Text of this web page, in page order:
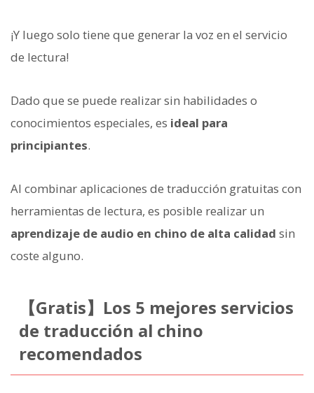
¡Y luego solo tiene que generar la voz en el servicio
de lectura!
Dado que se puede realizar sin habilidades o
conocimientos especiales, es ideal para
principiantes.
Al combinar aplicaciones de traducción gratuitas con
herramientas de lectura, es posible realizar un
aprendizaje de audio en chino de alta calidad sin
coste alguno.
【Gratis】Los 5 mejores servicios
de traducción al chino
recomendados